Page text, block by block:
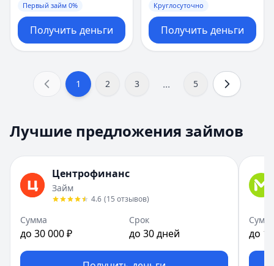
Первый займ 0%
Получить деньги
Круглосуточно
Получить деньги
1 2 3 ... 5
Лучшие предложения займов
Центрофинанс
Займ
4.6 (15 отзывов)
Сумма
до 30 000 ₽
Срок
до 30 дней до